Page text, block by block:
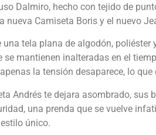
Dalmiro, hecho con tejido de
nueva Camiseta Boris y el nuevo
una tela plana de algodón,
se mantienen inalteradas en el
la tensión desaparece, lo
Andrés te dejara asombrado,
una prenda que se vuelve
único.